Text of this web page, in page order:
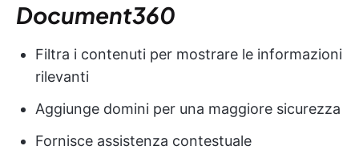
Document360
Filtra i contenuti per mostrare le informazioni
rilevanti
Aggiunge domini per una maggiore sicurezza
Fornisce assistenza contestuale